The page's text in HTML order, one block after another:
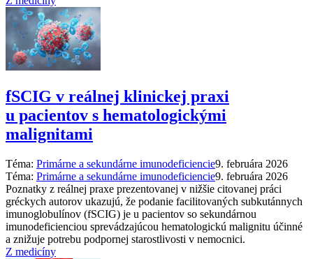
fSCIG v reálnej klinickej praxi
u pacientov s hematologickými
malignitami
Téma: Primárne a sekundárne imunodeficiencie9. februára 2026
Téma: Primárne a sekundárne imunodeficiencie9. februára 2026
Poznatky z reálnej praxe prezentovanej v nižšie citovanej práci
gréckych autorov ukazujú, že podanie facilitovaných subkutánnych
imunoglobulínov (fSCIG) je u pacientov so sekundárnou
imunodeficienciou sprevádzajúcou hematologickú malignitu účinné
a znižuje potrebu podpornej starostlivosti v nemocnici.
Z medicíny